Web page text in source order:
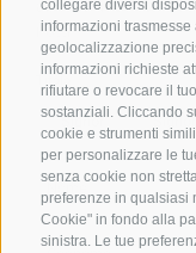
collegare diversi
informazioni
geolocalizzazione
informazioni richieste
rifiutare o revocare il
sostanziali. Cliccando
cookie e strumenti
per personalizzare le
senza cookie non
preferenze in qualsiasi
Cookie" in fondo alla
sinistra. Le tue